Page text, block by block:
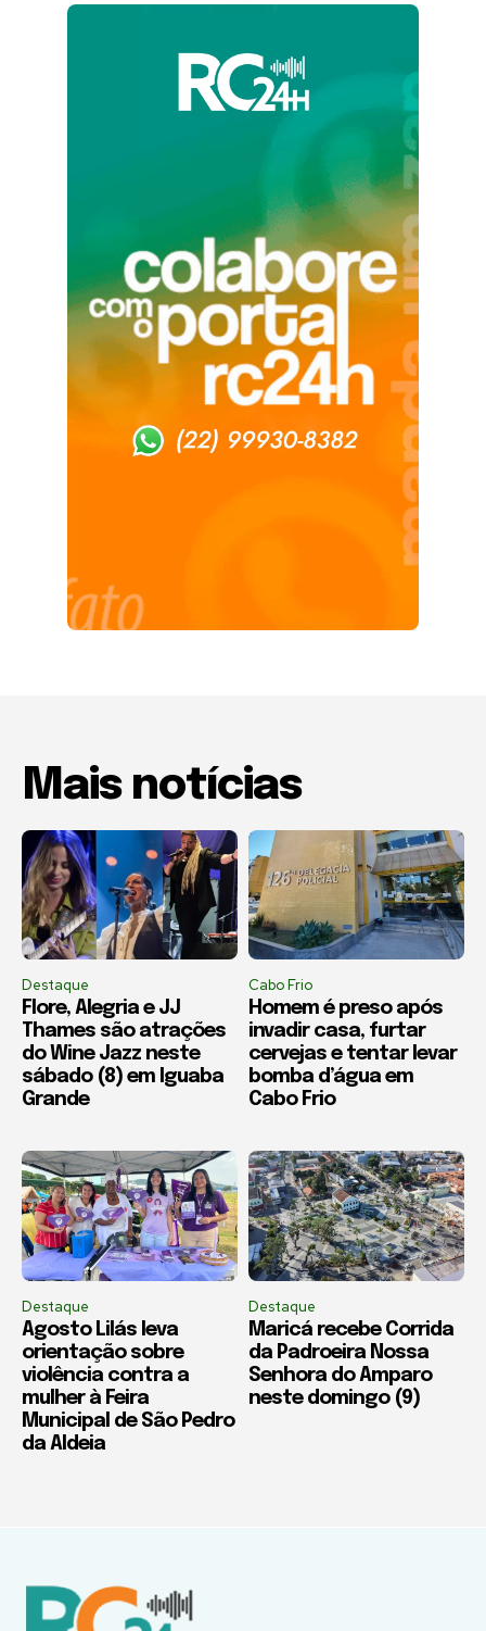
Mais notícias
Destaque
Flore, Alegria e JJ
Thames são atrações
do Wine Jazz neste
sábado (8) em Iguaba
Grande
Cabo Frio
Homem é preso após
invadir casa, furtar
cervejas e tentar levar
bomba d’água em
Cabo Frio
Destaque
Agosto Lilás leva
orientação sobre
violência contra a
mulher à Feira
Municipal de São Pedro
da Aldeia
Destaque
Maricá recebe Corrida
da Padroeira Nossa
Senhora do Amparo
neste domingo (9)